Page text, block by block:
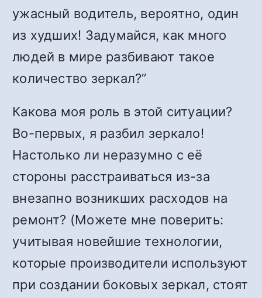
ужасный водитель, вероятно, один
из худших! Задумайся, как много
людей в мире разбивают такое
количество зеркал?”
Какова моя роль в этой ситуации?
Во-первых, я разбил зеркало!
Настолько ли неразумно с её
стороны расстраиваться из-за
внезапно возникших расходов на
ремонт? (Можете мне поверить:
учитывая новейшие технологии,
которые производители используют
при создании боковых зеркал, стоят